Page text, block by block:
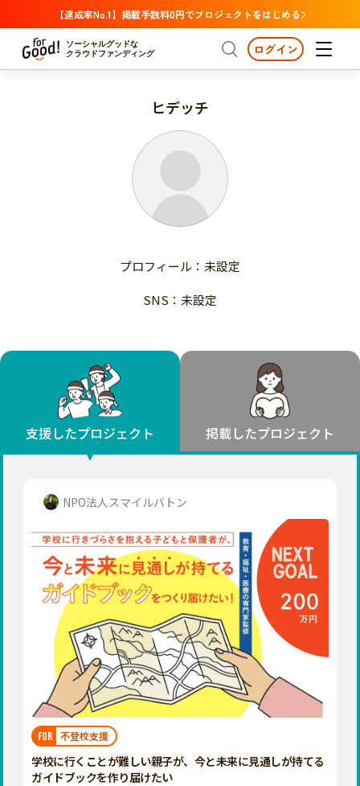
【達成率No.1】掲載手数料0円でプロジェクトをはじめる
ソーシャルグッドな
クラウドファンディング
プロジェクトからさがす 注目
支援金額が多い
支援人数が多い
終了日が近い
国際協力
子ども・教育
フード・農業
文化
環境・エシカル
人権・マイノリティ
社会貢献
地域からさがす 北海道・東北
北海道
関東
茨城
群馬
千葉
支援金額が多い
終了日が近い
カテゴリーからさがす
医療・福祉
子ども・教育
人権・マイノリティ
北海道 青森 岩手 宮城
秋田
福島
茨城 栃木 群馬
千葉
東京
神奈川
新潟 富山 石川 福井
近畿
三重 滋賀 京都 大阪
兵庫
奈良
和歌山
島根 岡山 広島 山口
香川 愛媛 高知
九州・沖縄
福岡 佐賀
宮崎
鹿児島 沖縄
ログイン
ヒデッチ
プロフィール：未設定
SNS：未設定
支援したプロジェクト 掲載したプロジェクト
NPO法人スマイルバトン
FOR 不登校支援
学校に行くことが難しい親子が、今と未来に見通しが持てる
ガイドブックを作り届けたい